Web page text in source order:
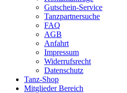
Gutschein-Service
Tanzpartnersuche
FAQ
AGB
Anfahrt
Impressum
Widerrufsrecht
Datenschutz
Tanz-Shop
Mitglieder Bereich